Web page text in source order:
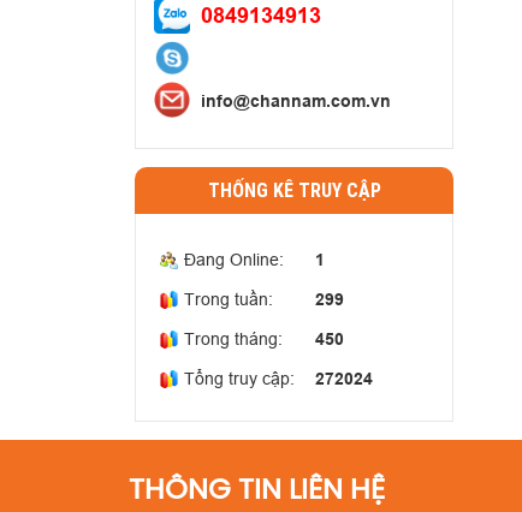
0849134913
info@channam.com.vn
THỐNG KÊ TRUY CẬP
Đang Online: 1
Trong tuần: 299
Trong tháng: 450
Tổng truy cập: 272024
THÔNG TIN LIÊN HỆ